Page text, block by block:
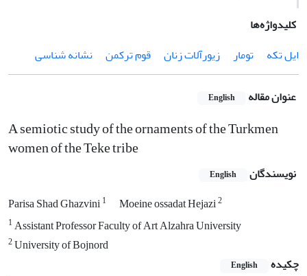
کلیدواژه‌ها
ایل تکه
تومار زیورآلات زنان قوم ترکمن نشانه شناسی
عنوان مقاله English
A semiotic study of the ornaments of the Turkmen
women of the Teke tribe
نویسندگان English
Parisa Shad Ghazvini1 Moeine ossadat Hejazi2
1Assistant Professor Faculty of Art Alzahra University
2University of Bojnord
چکیده
English